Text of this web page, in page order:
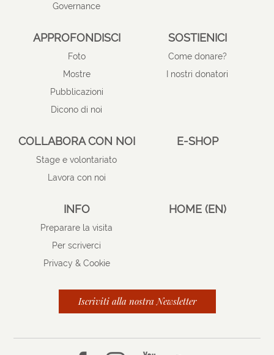
Governance
APPROFONDISCI
Foto
Mostre
Pubblicazioni
Dicono di noi
SOSTIENICI
Come donare?
I nostri donatori
COLLABORA CON NOI
Stage e volontariato
Lavora con noi
E-SHOP
INFO
Preparare la visita
Per scriverci
Privacy & Cookie
HOME (EN)
Iscriviti alla nostra Newsletter